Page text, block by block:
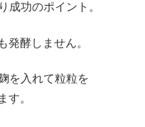
功のポイント。
発酵しません。
を入れて粒粒を
す。